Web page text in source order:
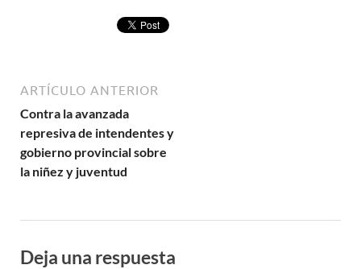
ARTÍCULO ANTERIOR
Contra la avanzada
represiva de intendentes y
gobierno provincial sobre
la niñez y juventud
Deja una respuesta